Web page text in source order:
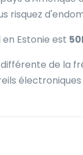
risquez
Estonie est
de la
électroniques